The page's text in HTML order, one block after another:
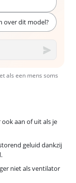
over dit model?
als een mens soms
aan of uit als je
geluid dankzij
niet als ventilator